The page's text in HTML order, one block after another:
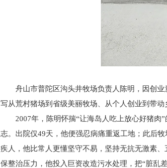
舟山市普陀区沟头井牧场负责人陈明，因创
写从荒村猪场到省级美丽牧场、从个人创业到带
2007年，陈明怀揣“让海岛人吃上放心好猪
志。出院仅49天，他便强忍病痛重返工地；此后
疾人，他比常人更懂坚守不易，坚持无抗无激素
保整治压力，他投入巨资改造污水处理，把“脏乱